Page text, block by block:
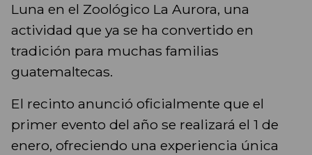
Luna en el Zoológico La Aurora, una
actividad que ya se ha convertido en
tradición para muchas familias
guatemaltecas.
El recinto anunció oficialmente que el
primer evento del año se realizará el 1 de
enero, ofreciendo una experiencia única